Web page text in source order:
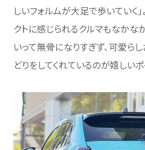
しいフォルムが大足で歩いていく
クトに感じられるクルマもなかな
いって無骨になりすぎず、可愛ら
どりをしてくれているのが嬉しいポ